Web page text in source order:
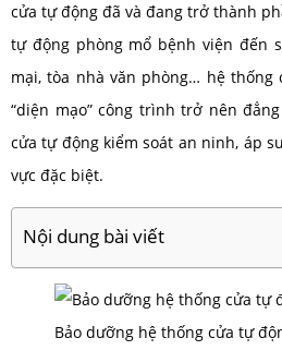
cửa tự động đã và đang trở thành
tự động phòng mổ bệnh viện đến
mại, tòa nhà văn phòng… hệ thống
“diện mạo” công trình trở nên
cửa tự động kiểm soát an ninh, áp
vực đặc biệt.
Nội dung bài viết
Bảo dưỡng hệ thống cửa tự